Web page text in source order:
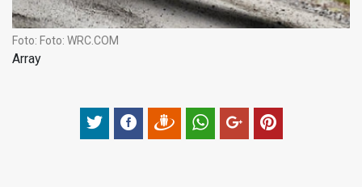
Foto: Foto: WRC.COM
Array